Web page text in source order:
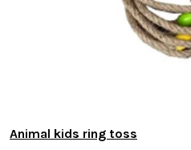
Animal kids ring toss